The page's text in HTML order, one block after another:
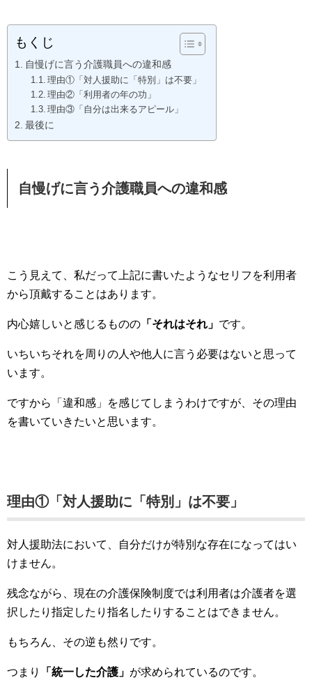
もくじ
自慢げに言う介護職員への違和感
理由①「対人援助に「特別」は不要」
理由②「利用者の年の功」
理由③「自分は出来るアピール」
最後に
自慢げに言う介護職員への違和感
こう見えて、私だって上記に書いたようなセリフを利用者
から頂戴することはあります。
内心嬉しいと感じるものの 「それはそれ」 です。
いちいちそれを周りの人や他人に言う必要はないと思って
います。
ですから「違和感」を感じてしまうわけですが、その理由
を書いていきたいと思います。
理由①「対人援助に「特別」は不要」
対人援助法において、自分だけが特別な存在になってはい
けません。
残念ながら、現在の介護保険制度では利用者は介護者を選
択したり指定したり指名したりすることはできません。
もちろん、その逆も然りです。
つまり 「統一した介護」 が求められているのです。